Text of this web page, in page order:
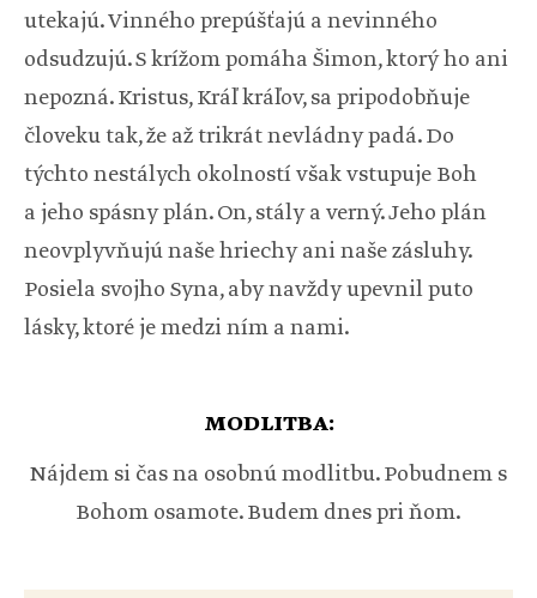
utekajú. Vinného prepúšťajú a nevinného
odsudzujú. S krížom pomáha Šimon, ktorý ho ani
nepozná. Kristus, Kráľ kráľov, sa pripodobňuje
človeku tak, že až trikrát nevládny padá. Do
týchto nestálych okolností však vstupuje Boh
a jeho spásny plán. On, stály a verný. Jeho plán
neovplyvňujú naše hriechy ani naše zásluhy.
Posiela svojho Syna, aby navždy upevnil puto
lásky, ktoré je medzi ním a nami.
MODLITBA:
Nájdem si čas na osobnú modlitbu. Pobudnem s
Bohom osamote. Budem dnes pri ňom.